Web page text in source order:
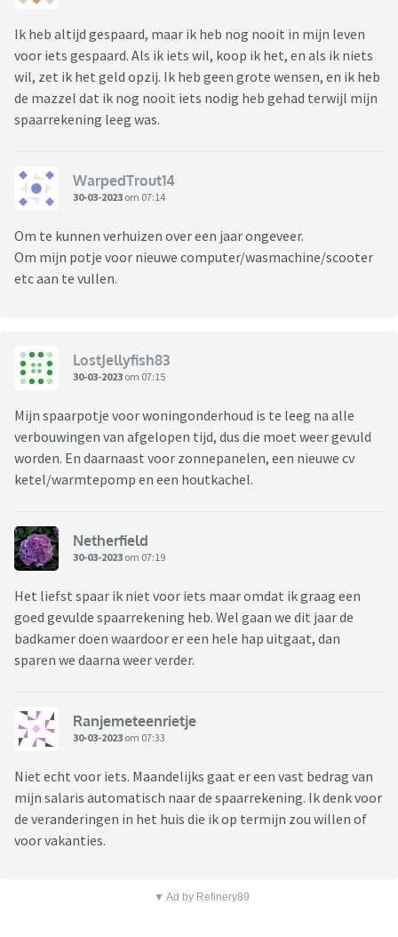
Ik heb altijd gespaard, maar ik heb nog nooit in mijn leven
voor iets gespaard. Als ik iets wil, koop ik het, en als ik niets
wil, zet ik het geld opzij. Ik heb geen grote wensen, en ik heb
de mazzel dat ik nog nooit iets nodig heb gehad terwijl mijn
spaarrekening leeg was.
WarpedTrout14
30-03-2023 om 07:14
Om te kunnen verhuizen over een jaar ongeveer.
Om mijn potje voor nieuwe computer/wasmachine/scooter
etc aan te vullen.
LostJellyfish83
30-03-2023 om 07:15
Mijn spaarpotje voor woningonderhoud is te leeg na alle
verbouwingen van afgelopen tijd, dus die moet weer gevuld
worden. En daarnaast voor zonnepanelen, een nieuwe cv
ketel/warmtepomp en een houtkachel.
Netherfield
30-03-2023 om 07:19
Het liefst spaar ik niet voor iets maar omdat ik graag een
goed gevulde spaarrekening heb. Wel gaan we dit jaar de
badkamer doen waardoor er een hele hap uitgaat, dan
sparen we daarna weer verder.
Ranjemeteenrietje
30-03-2023 om 07:33
Niet echt voor iets. Maandelijks gaat er een vast bedrag van
mijn salaris automatisch naar de spaarrekening. Ik denk voor
de veranderingen in het huis die ik op termijn zou willen of
voor vakanties.
▼ Ad by Refinery89